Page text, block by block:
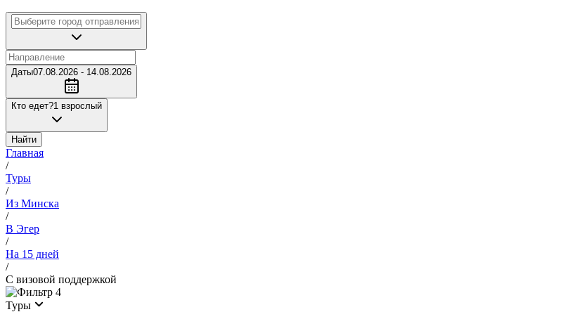
Даты07.08.2026 - 14.08.2026
Кто едет?1 взрослый
Найти
Главная
/
Туры
/
Из Минска
/
В Эгер
/
На 15 дней
/
С визовой поддержкой
4
Туры